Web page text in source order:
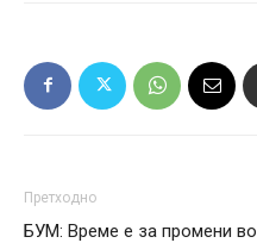
Претходно
БУМ: Време е за промени во